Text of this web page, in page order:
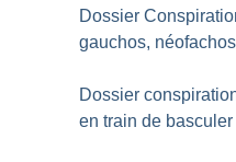
Dossier
gauchos,
Dossier
en train de basculer